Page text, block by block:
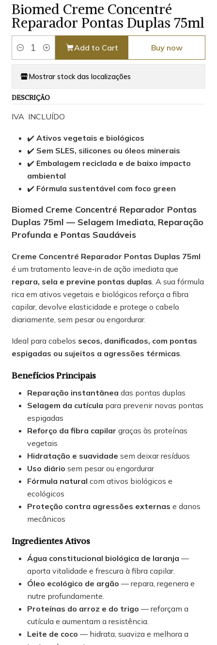
Biomed Creme Concentré
Reparador Pontas Duplas 75ml
Quantity
Add to Cart Buy now
Mostrar stock das localizações
DESCRIÇÃO
IVA INCLUÍDO
✔️ Ativos vegetais e biológicos
✔️ Sem SLES, silicones ou óleos minerais
✔️ Embalagem reciclada e de baixo impacto
ambiental
✔️ Fórmula sustentável com foco green
Biomed Creme Concentré Reparador Pontas
Duplas 75ml — Selagem Imediata, Reparação
Profunda e Pontas Saudáveis
Creme Concentré Reparador Pontas Duplas 75ml
é um tratamento leave‑in de ação imediata que
repara, sela e previne pontas duplas. A sua fórmula
rica em ativos vegetais e biológicos reforça a fibra
capilar, devolve elasticidade e protege o cabelo
diariamente, sem pesar ou engordurar.
Ideal para cabelos secos, danificados, com pontas
espigadas ou sujeitos a agressões térmicas.
Benefícios Principais
Reparação instantânea das pontas duplas
Selagem da cutícula para prevenir novas pontas
espigadas
Reforço da fibra capilar graças às proteínas
vegetais
Hidratação e suavidade sem deixar resíduos
Uso diário sem pesar ou engordurar
Fórmula natural com ativos biológicos e
ecológicos
Proteção contra agressões externas e danos
mecânicos
Ingredientes Ativos
Água constitucional biológica de laranja —
aporta vitalidade e frescura à fibra capilar.
Óleo ecológico de argão — repara, regenera e
nutre profundamente.
Proteínas do arroz e do trigo — reforçam a
cutícula e aumentam a resistência.
Leite de coco — hidrata, suaviza e melhora a